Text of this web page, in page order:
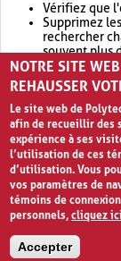
Vérifiez que
Supprimez
rechercher
souvent plus
Envisagez
retournera
NOTRE SITE
REHAUSSER
Le site web de
afin de recueillir des
expérience à ses
l’utilisation de ces
d’utilisation. Vous
vos paramètres de
témoins de
personnels,cliquez
Accepter